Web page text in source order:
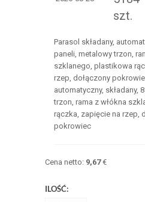
szt.
Parasol składany,
paneli, metalowy trzon,
szklanego, plastikowa
rzep, dołączony
automatyczny, składany,
trzon, rama z włókna
rączka, zapięcie na rzep,
pokrowiec
Cena netto: 9,67€
ILOŚĆ: